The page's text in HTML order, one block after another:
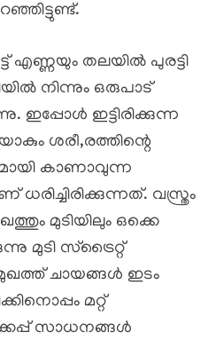
എണ്ണയും തലയിൽ പുരട്ടി
നിന്നും ഒരുപാട്
ഇപ്പോൾ ഇട്ടിരിക്കുന്ന
ശരീ,രത്തിന്റെ
കാണാവുന്ന
ധരിച്ചിരിക്കുന്നത്. വസ്ത്രം
മുടിയിലും ഒക്കെ
മുടി സ്ട്രൈറ്റ്
ചായങ്ങൾ ഇടം
മറ്റ്
സാധനങ്ങൾ